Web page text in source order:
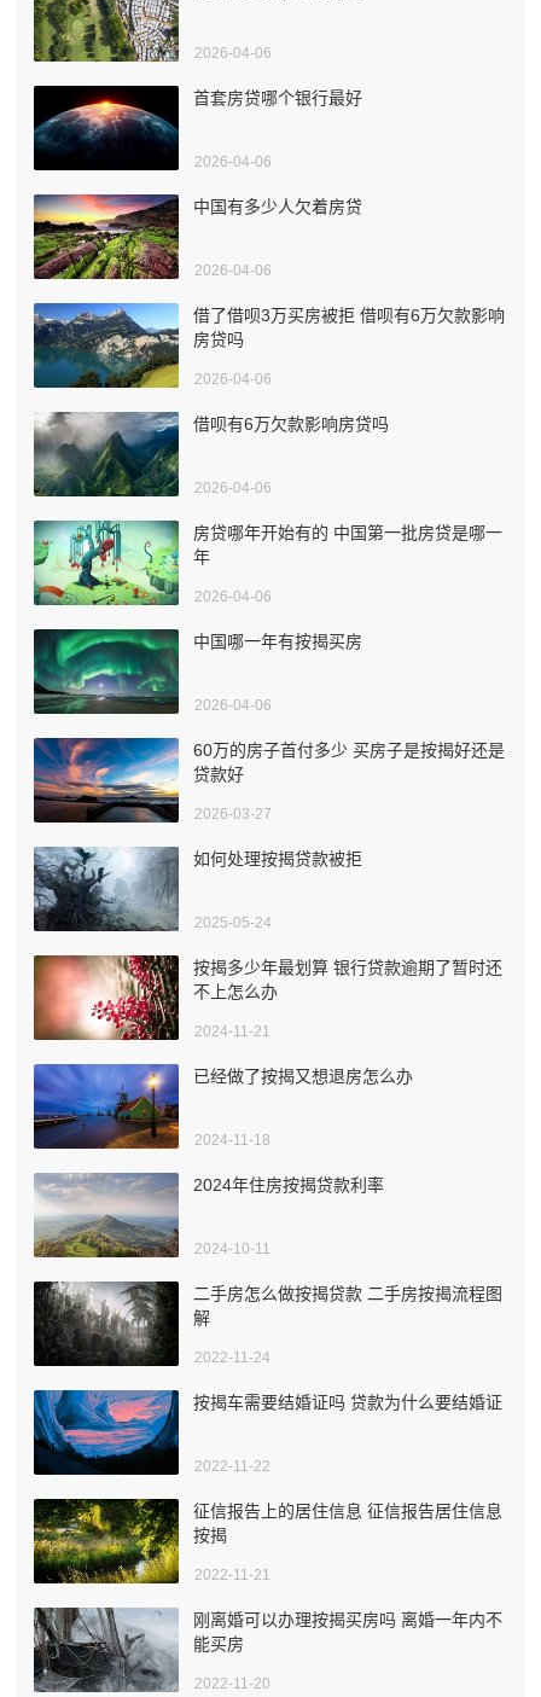
2026-04-06
首套房贷哪个银行最好
2026-04-06
中国有多少人欠着房贷
2026-04-06
借了借呗3万买房被拒 借呗有6万欠款影响
房贷吗
2026-04-06
借呗有6万欠款影响房贷吗
2026-04-06
房贷哪年开始有的 中国第一批房贷是哪一
年
2026-04-06
中国哪一年有按揭买房
2026-04-06
60万的房子首付多少 买房子是按揭好还是
贷款好
2026-03-27
如何处理按揭贷款被拒
2025-05-24
按揭多少年最划算 银行贷款逾期了暂时还
不上怎么办
2024-11-21
已经做了按揭又想退房怎么办
2024-11-18
2024年住房按揭贷款利率
2024-10-11
二手房怎么做按揭贷款 二手房按揭流程图
解
2022-11-24
按揭车需要结婚证吗 贷款为什么要结婚证
2022-11-22
征信报告上的居住信息 征信报告居住信息
按揭
2022-11-21
刚离婚可以办理按揭买房吗 离婚一年内不
能买房
2022-11-20